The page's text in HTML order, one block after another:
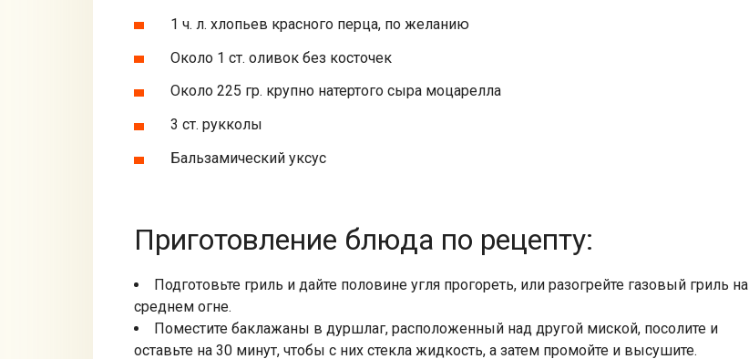
1 ч. л. хлопьев красного перца, по желанию
Около 1 ст. оливок без косточек
Около 225 гр. крупно натертого сыра моцарелла
3 ст. рукколы
Бальзамический уксус
Приготовление блюда по рецепту:
Подготовьте гриль и дайте половине угля прогореть, или разогрейте газовый гриль на
среднем огне.
Поместите баклажаны в дуршлаг, расположенный над другой миской, посолите и
оставьте на 30 минут, чтобы с них стекла жидкость, а затем промойте и высушите.